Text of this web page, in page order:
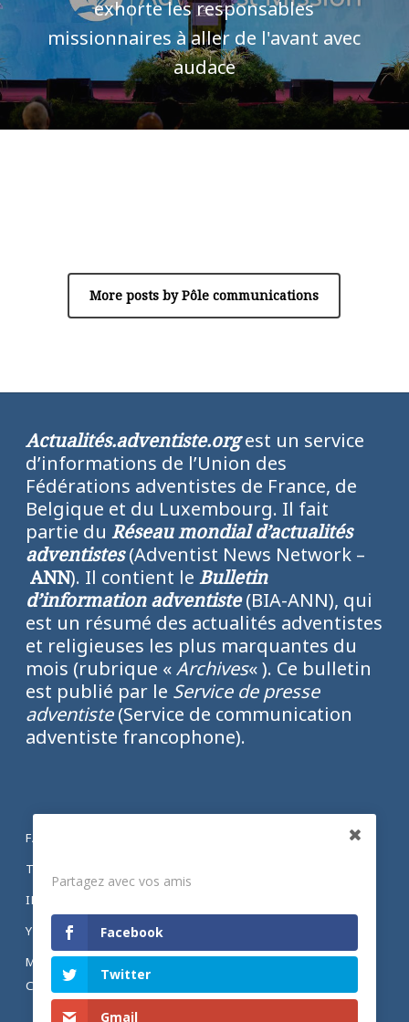
exhorte les responsables
missionnaires à aller de l'avant avec
audace
More posts by Pôle communications
Actualités.adventiste.orgest un service
d’informations de l’Union des
Fédérations adventistes de France, de
Belgique et du Luxembourg. Il fait
partie du Réseau mondial d’actualités
adventistes(Adventist News Network –
ANN). Il contient le Bulletin
d’information adventiste(BIA-ANN), qui
est un résumé des actualités adventistes
et religieuses les plus marquantes du
mois (rubrique «Archives« ). Ce bulletin
est publié par le Service de presse
adventiste(Service de communication
adventiste francophone).
FACEBOOK
TWITTER
INSTAGRAM
YOUTUBE
MENTIONS LÉGALES ET POLITIQUE DE
CONFIDENTIALITÉ
Partagez avec vos amis
Facebook
Twitter
Gmail